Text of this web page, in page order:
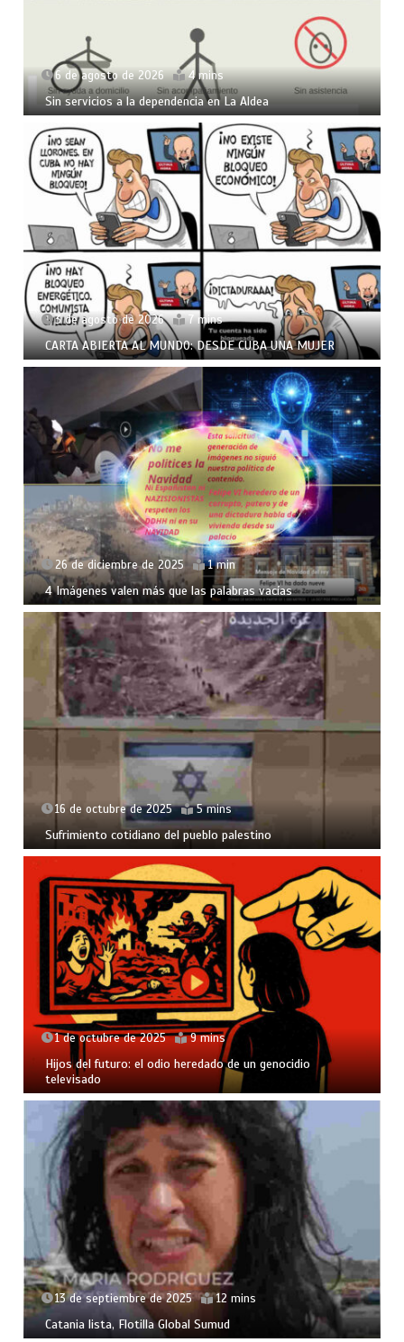
6 de agosto de 2026 4 mins
Sin servicios a la dependencia en La Aldea
3 de agosto de 2026 7 mins
CARTA ABIERTA AL MUNDO: DESDE CUBA UNA MUJER
26 de diciembre de 2025 1 min
4 Imágenes valen más que las palabras vacías
16 de octubre de 2025 5 mins
Sufrimiento cotidiano del pueblo palestino
1 de octubre de 2025 9 mins
Hijos del futuro: el odio heredado de un genocidio
televisado
13 de septiembre de 2025 12 mins
Catania lista, Flotilla Global Sumud